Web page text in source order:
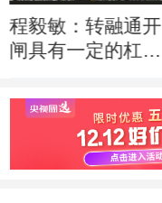
程毅敏：转融通开
闸具有一定的杠杆